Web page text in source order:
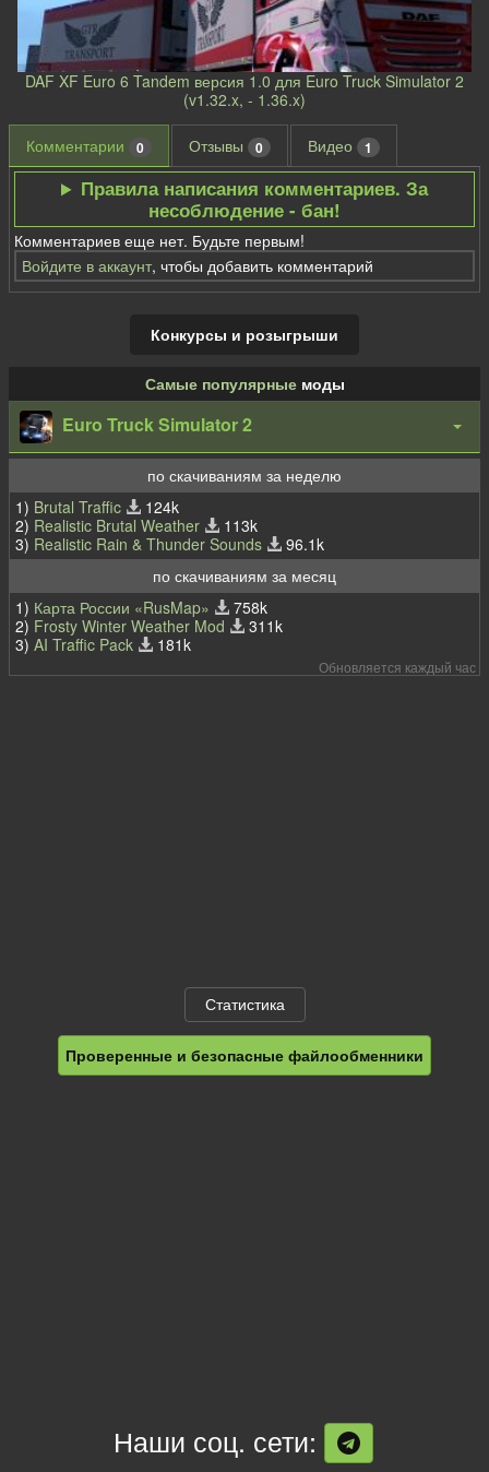
DAF XF Euro 6 Tandem версия 1.0 для Euro Truck Simulator 2
(v1.32.x, - 1.36.x)
Комментарии 0 Отзывы 0 Видео 1
Правила написания комментариев. За
несоблюдение - бан!
Комментариев еще нет. Будьте первым!
Войдите в аккаунт, чтобы добавить комментарий
Конкурсы и розыгрыши
Самые популярныемоды
Euro Truck Simulator 2
по скачиваниям за неделю
1) Brutal Traffic
124k
2) Realistic Brutal Weather
113k
3) Realistic Rain & Thunder Sounds
96.1k
по скачиваниям за месяц
1) Карта России «RusMap»
758k
2) Frosty Winter Weather Mod
311k
3) AI Traffic Pack 181k
Обновляется каждый час
Статистика
Проверенные и безопасные файлообменники
Наши соц. сети: